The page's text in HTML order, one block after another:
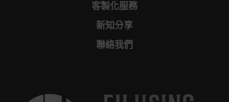
客製化服務
新知分享
聯絡我們